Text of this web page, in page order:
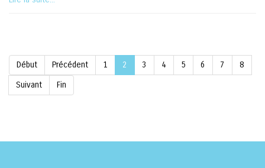
Début Précédent 1 2 3 4 5 6 7
8
Suivant
Fin